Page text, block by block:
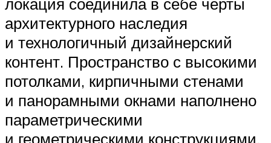
архитектурного наследия
и технологичный дизайнерский
контент. Пространство с высокими
потолками, кирпичными стенами
и панорамными окнами наполнено
параметрическими
и геометрическими конструкциями,